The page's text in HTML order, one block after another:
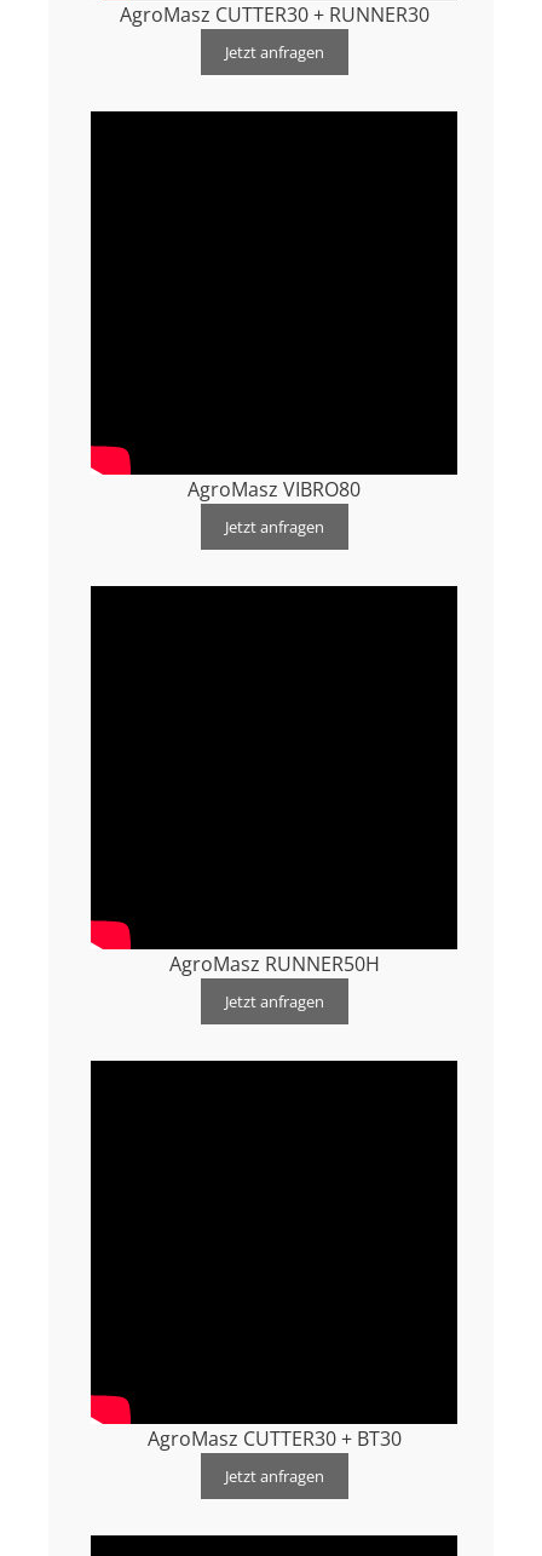
AgroMasz CUTTER30 + RUNNER30
Jetzt anfragen
AgroMasz VIBRO80
Jetzt anfragen
AgroMasz RUNNER50H
Jetzt anfragen
AgroMasz CUTTER30 + BT30
Jetzt anfragen